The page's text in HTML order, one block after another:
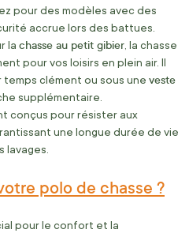
pour des modèles avec des
accrue lors des battues.
la chasse au petit gibier , la chasse
pour vos loisirs en plein air. Il
clément ou sous une veste
supplémentaire.
conçus pour résister aux
une longue durée de vie
lavages.
polo de chasse ?
pour le confort et la